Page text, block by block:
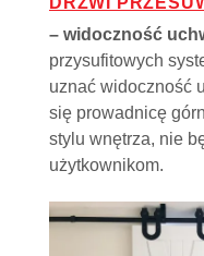
– widoczność
przysufitowych
uznać widoczność
się prowadnicę
stylu wnętrza, nie
użytkownikom.